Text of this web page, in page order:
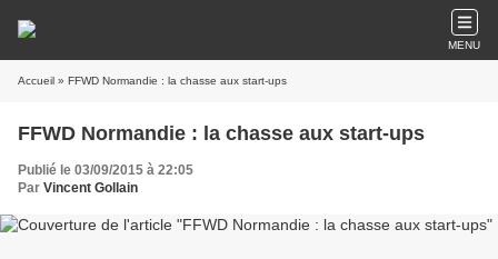
MENU
Accueil » FFWD Normandie : la chasse aux start-ups
FFWD Normandie : la chasse aux start-ups
Publié le 03/09/2015 à 22:05
Par Vincent Gollain